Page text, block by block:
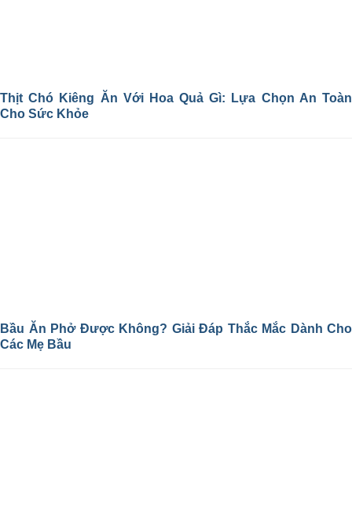
Thịt Chó Kiêng Ăn Với Hoa Quả Gì: Lựa Chọn An Toàn
Cho Sức Khỏe
Bầu Ăn Phở Được Không? Giải Đáp Thắc Mắc Dành Cho
Các Mẹ Bầu